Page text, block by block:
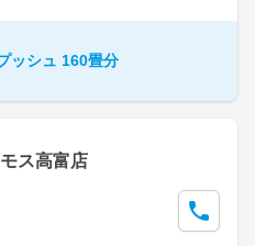
ッシュ 160畳分
ス高富店